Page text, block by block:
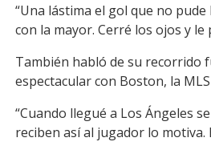
Email
Copy
“Una lástima el gol que no
con la mayor. Cerré los ojos y
También habló de su recorrido
espectacular con Boston, la
“Cuando llegué a Los Ángeles
reciben así al jugador lo